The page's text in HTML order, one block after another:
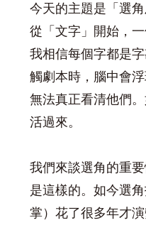
今天的主題是「選
從「文字」開始，
我相信每個字都是
觸劇本時，腦中會
無法真正看清他們
活過來。
我們來談選角的重
是這樣的。如今選
掌）花了很多年才演